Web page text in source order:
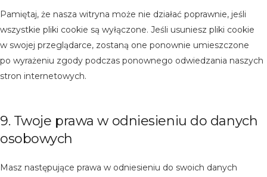
Pamiętaj, że nasza witryna może nie działać poprawnie, jeśli
wszystkie pliki cookie są wyłączone. Jeśli usuniesz pliki cookie
w swojej przeglądarce, zostaną one ponownie umieszczone
po wyrażeniu zgody podczas ponownego odwiedzania naszych
stron internetowych.
9. Twoje prawa w odniesieniu do danych
osobowych
Masz następujące prawa w odniesieniu do swoich danych